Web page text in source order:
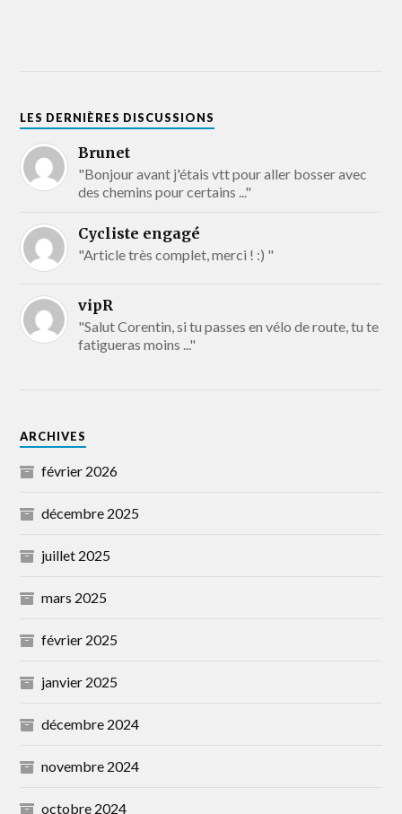
LES DERNIÈRES DISCUSSIONS
Brunet
"Bonjour avant j'étais vtt pour aller bosser avec
des chemins pour certains ..."
Cycliste engagé
"Article très complet, merci ! :) "
vipR
"Salut Corentin, si tu passes en vélo de route, tu te
fatigueras moins ..."
ARCHIVES
février 2026
décembre 2025
juillet 2025
mars 2025
février 2025
janvier 2025
décembre 2024
novembre 2024
octobre 2024